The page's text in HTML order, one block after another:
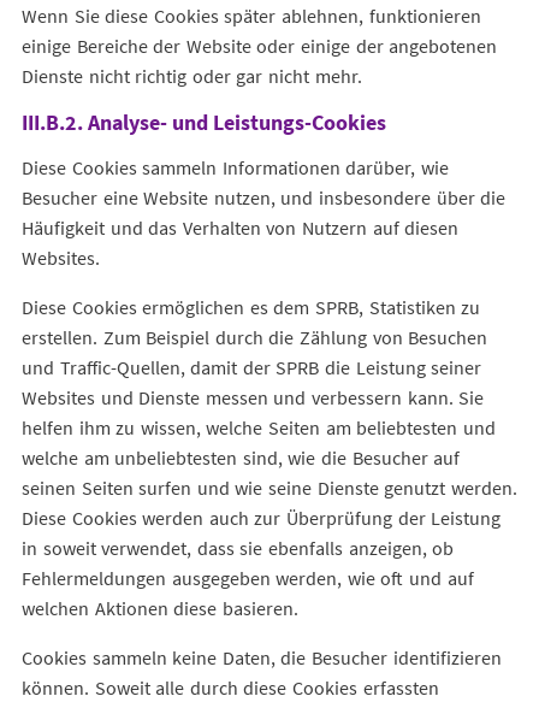
Wenn Sie diese Cookies später ablehnen, funktionieren
einige Bereiche der Website oder einige der angebotenen
Dienste nicht richtig oder gar nicht mehr.
III.B.2. Analyse- und Leistungs-Cookies
Diese Cookies sammeln Informationen darüber, wie
Besucher eine Website nutzen, und insbesondere über die
Häufigkeit und das Verhalten von Nutzern auf diesen
Websites.
Diese Cookies ermöglichen es dem SPRB, Statistiken zu
erstellen. Zum Beispiel durch die Zählung von Besuchen
und Traffic-Quellen, damit der SPRB die Leistung seiner
Websites und Dienste messen und verbessern kann. Sie
helfen ihm zu wissen, welche Seiten am beliebtesten und
welche am unbeliebtesten sind, wie die Besucher auf
seinen Seiten surfen und wie seine Dienste genutzt werden.
Diese Cookies werden auch zur Überprüfung der Leistung
in soweit verwendet, dass sie ebenfalls anzeigen, ob
Fehlermeldungen ausgegeben werden, wie oft und auf
welchen Aktionen diese basieren.
Cookies sammeln keine Daten, die Besucher identifizieren
können. Soweit alle durch diese Cookies erfassten